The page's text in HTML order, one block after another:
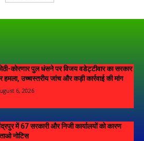
कोरणार पुल धंसने पर विजय वडेट्टीवार का सरकार
हमला, उच्चस्तरीय जांच और कड़ी कार्रवाई की मांग
6, 2026
में 67 सरकारी और निजी कार्यालयों को कारण
नोटिस